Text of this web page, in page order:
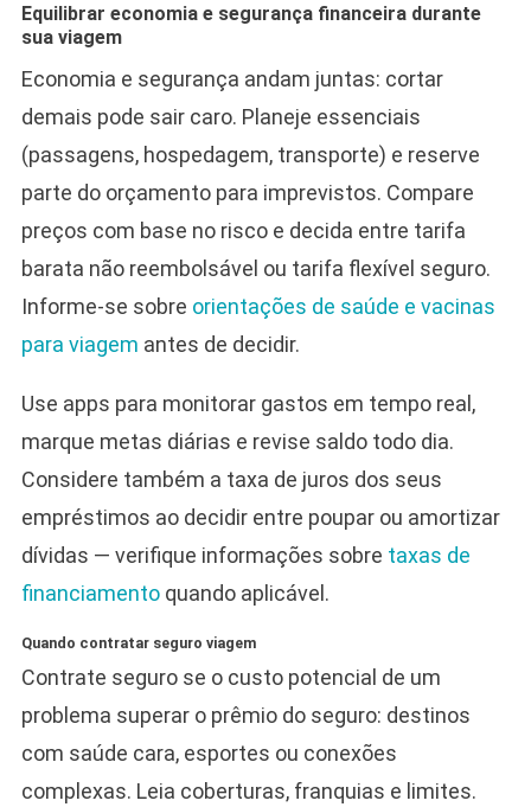
Equilibrar economia e segurança financeira durante
sua viagem
Economia e segurança andam juntas: cortar
demais pode sair caro. Planeje essenciais
(passagens, hospedagem, transporte) e reserve
parte do orçamento para imprevistos. Compare
preços com base no risco e decida entre tarifa
barata não reembolsável ou tarifa flexível seguro.
Informe‑se sobre orientações de saúde e vacinas
para viagem antes de decidir.
Use apps para monitorar gastos em tempo real,
marque metas diárias e revise saldo todo dia.
Considere também a taxa de juros dos seus
empréstimos ao decidir entre poupar ou amortizar
dívidas — verifique informações sobre taxas de
financiamentoquando aplicável.
Quando contratar seguro viagem
Contrate seguro se o custo potencial de um
problema superar o prêmio do seguro: destinos
com saúde cara, esportes ou conexões
complexas. Leia coberturas, franquias e limites.